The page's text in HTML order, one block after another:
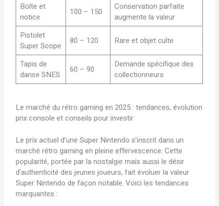
Boîte et
notice
100 – 150
Conservation parfaite
augmente la valeur
Pistolet
Super Scope
80 – 120 Rare et objet culte
Tapis de
danse SNES
60 – 90
Demande spécifique des
collectionneurs
Le marché du rétro gaming en 2025 : tendances, évolution
prix console et conseils pour investir
Le prix actuel d’une Super Nintendo s’inscrit dans un
marché rétro gaming en pleine effervescence. Cette
popularité, portée par la nostalgie mais aussi le désir
d’authenticité des jeunes joueurs, fait évoluer la valeur
Super Nintendo de façon notable. Voici les tendances
marquantes :